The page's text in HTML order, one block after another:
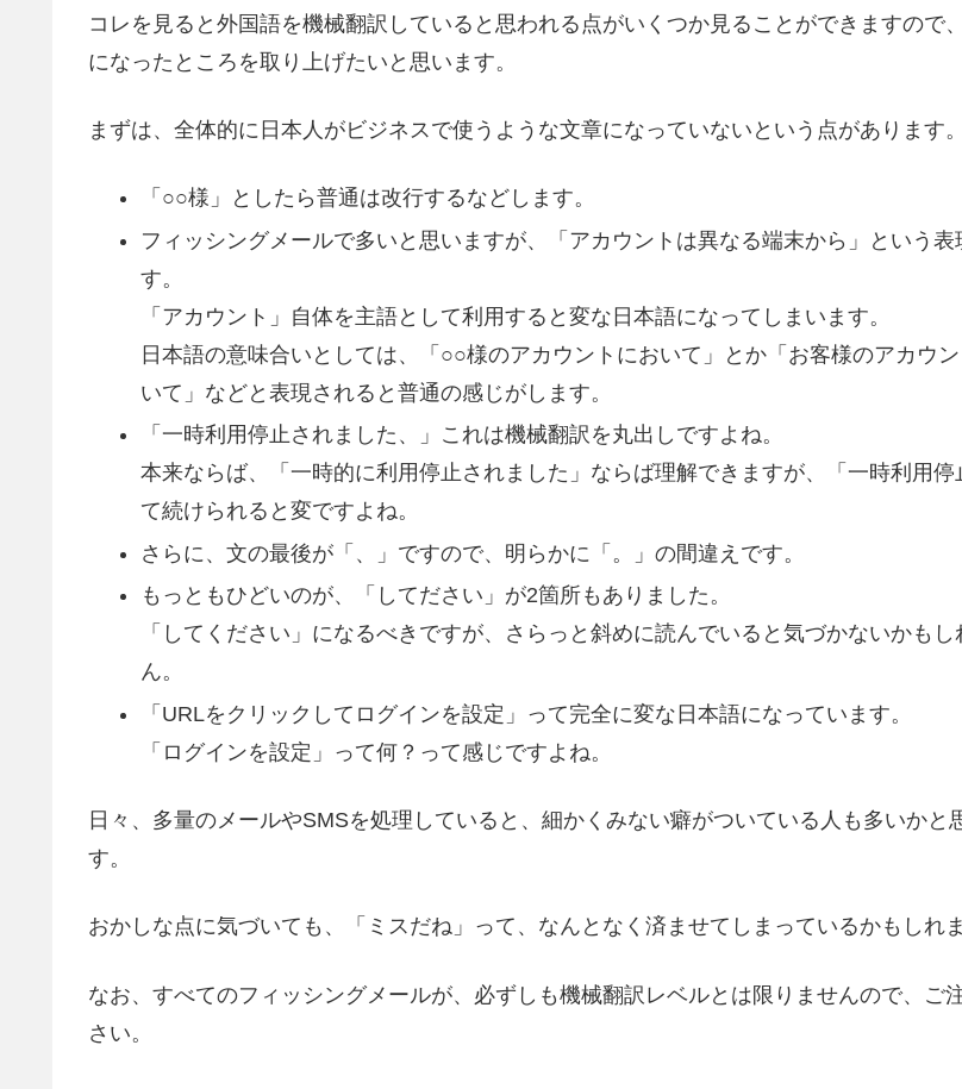
コレを見ると外国語を機械翻訳していると思われる点がいくつか見ることができますので
になったところを取り上げたいと思います。
まずは、全体的に日本人がビジネスで使うような文章になっていないという点があります。
「○○様」としたら普通は改行するなどします。
フィッシングメールで多いと思いますが、「アカウントは異なる端末から」という表
す。
「アカウント」自体を主語として利用すると変な日本語になってしまいます。
日本語の意味合いとしては、「○○様のアカウントにおいて」とか「お客様のアカウ
いて」などと表現されると普通の感じがします。
「一時利用停止されました、」これは機械翻訳を丸出しですよね。
本来ならば、「一時的に利用停止されました」ならば理解できますが、「一時利用停
て続けられると変ですよね。
さらに、文の最後が「、」ですので、明らかに「。」の間違えです。
もっともひどいのが、「してださい」が2箇所もありました。
「してください」になるべきですが、さらっと斜めに読んでいると気づかないかもし
ん。
「URLをクリックしてログインを設定」って完全に変な日本語になっています。
「ログインを設定」って何？って感じですよね。
日々、多量のメールやSMSを処理していると、細かくみない癖がついている人も多いかと
す。
おかしな点に気づいても、「ミスだね」って、なんとなく済ませてしまっているかもしれま
なお、すべてのフィッシングメールが、必ずしも機械翻訳レベルとは限りませんので、ご
さい。